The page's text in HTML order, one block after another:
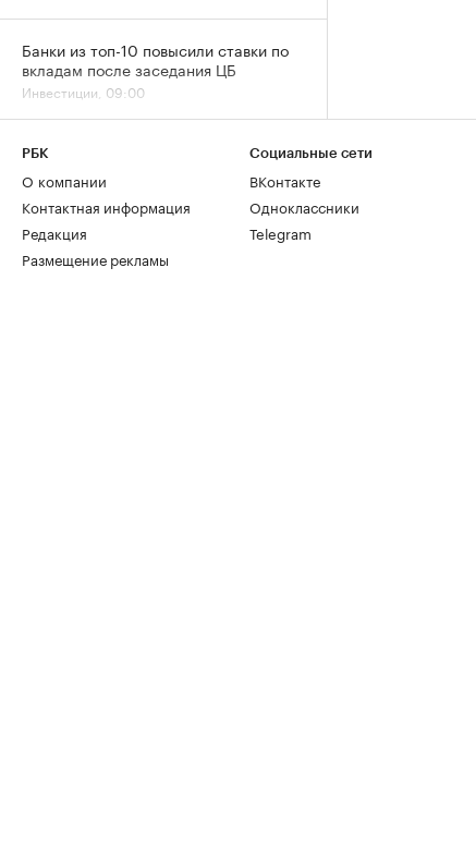
Банки из топ-10 повысили ставки по
вкладам после заседания ЦБ
Инвестиции, 09:00
РБК
О компании
Контактная информация
Редакция
Размещение рекламы
Социальные сети
ВКонтакте
Одноклассники
Telegram